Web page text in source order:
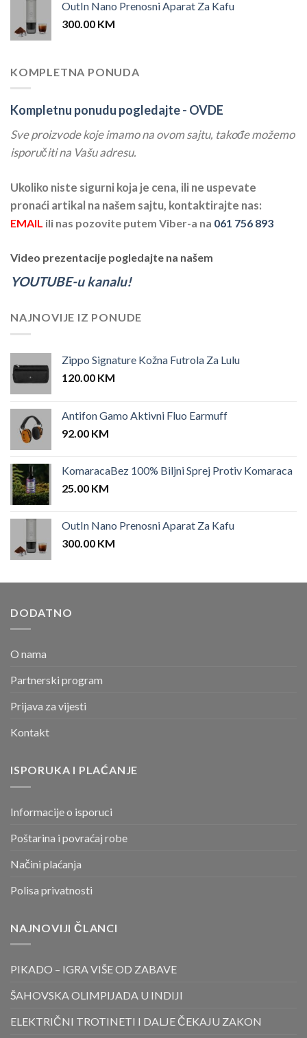
OutIn Nano Prenosni Aparat Za Kafu
300.00 KM
KOMPLETNA PONUDA
Kompletnu ponudu pogledajte - OVDE
Sve proizvode koje imamo na ovom sajtu, takođe možemo
isporučiti na Vašu adresu.
Ukoliko niste sigurni koja je cena, ili ne uspevate
pronaći artikal na našem sajtu, kontaktirajte nas:
EMAIL ili nas pozovite putem Viber-a na 061 756 893
Video prezentacije pogledajte na našem
YOUTUBE-u kanalu!
NAJNOVIJE IZ PONUDE
Zippo Signature Kožna Futrola Za Lulu
120.00 KM
Antifon Gamo Aktivni Fluo Earmuff
92.00 KM
KomaracaBez 100% Biljni Sprej Protiv Komaraca
25.00 KM
OutIn Nano Prenosni Aparat Za Kafu
300.00 KM
DODATNO
O nama
Partnerski program
Prijava za vijesti
Kontakt
ISPORUKA I PLAĆANJE
Informacije o isporuci
Poštarina i povraćaj robe
Načini plaćanja
Polisa privatnosti
NAJNOVIJI ČLANCI
PIKADO – IGRA VIŠE OD ZABAVE
ŠAHOVSKA OLIMPIJADA U INDIJI
ELEKTRIČNI TROTINETI I DALJE ČEKAJU ZAKON